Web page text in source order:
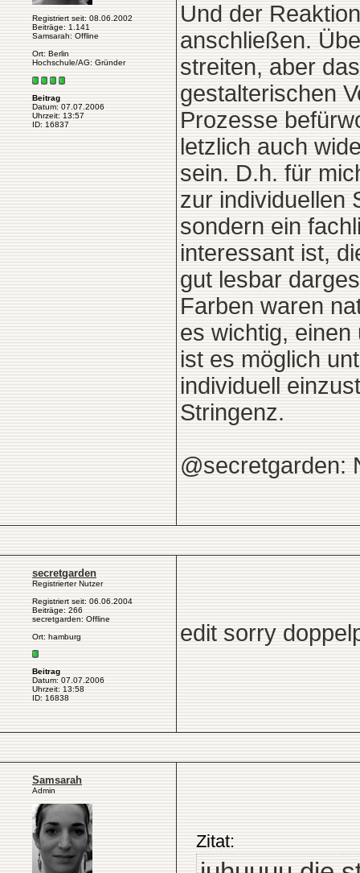
Registriert seit: 08.06.2002
Beiträge: 1.141
Samsarah: Offline
Ort: Berlin
Hochschule/AG: Gründer
Beitrag
Datum: 07.07.2006
Uhrzeit: 13:57
ID: 16837
Und der
anschließen.
streiten, aber
gestalterischen
Prozesse
letzlich auch
sein. D.h. für
zur individuellen
sondern ein
interessant ist,
gut lesbar
Farben waren
es wichtig,
ist es möglich
individuell
Stringenz.
@secretgarden:
secretgarden
Registrierter Nutzer
Registriert seit: 06.06.2004
Beiträge: 266
secretgarden: Offline
Ort: hamburg
Beitrag
Datum: 07.07.2006
Uhrzeit: 13:58
ID: 16838
edit sorry
Samsarah
Admin
Zitat: